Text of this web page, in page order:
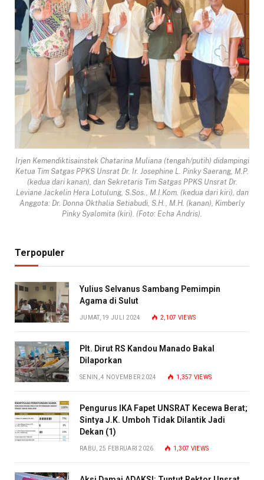
Irjen Kemendiktisainstek Chatarina Muliana (tengah/putih) didampingi
Ketua Tim Satgas PPKS Unsrat Dr. Ir. Josephine L. Pinky Saerang, M.P.
(kedua dari kanan), dan Sekretaris Tim Satgas PPKS Unsrat Dr.
Leviane Jackelin Hera Lotulung, S.Sos., M.I.Kom. (kedua dari kiri), dan
Anggota: Dr. Donna Okthalia Setiabudi, S.H., M.H. (kanan), Kimberly
Pinky Syalomita (kiri). (Foto: Echa Andris).
Terpopuler
Yulius Selvanus Sambang Pemimpin
Agama di Sulut
JUMAT, 19 JULI 2024 2,107 VIEWS
Plt. Dirut RS Kandou Manado Bakal
Dilaporkan
SENIN, 4 NOVEMBER 2024 1,357 VIEWS
Pengurus IKA Fapet UNSRAT Kecewa Berat;
Sintya J.K. Umboh Tidak Dilantik Jadi
Dekan (1)
RABU, 25 FEBRUARI 2026 1,307 VIEWS